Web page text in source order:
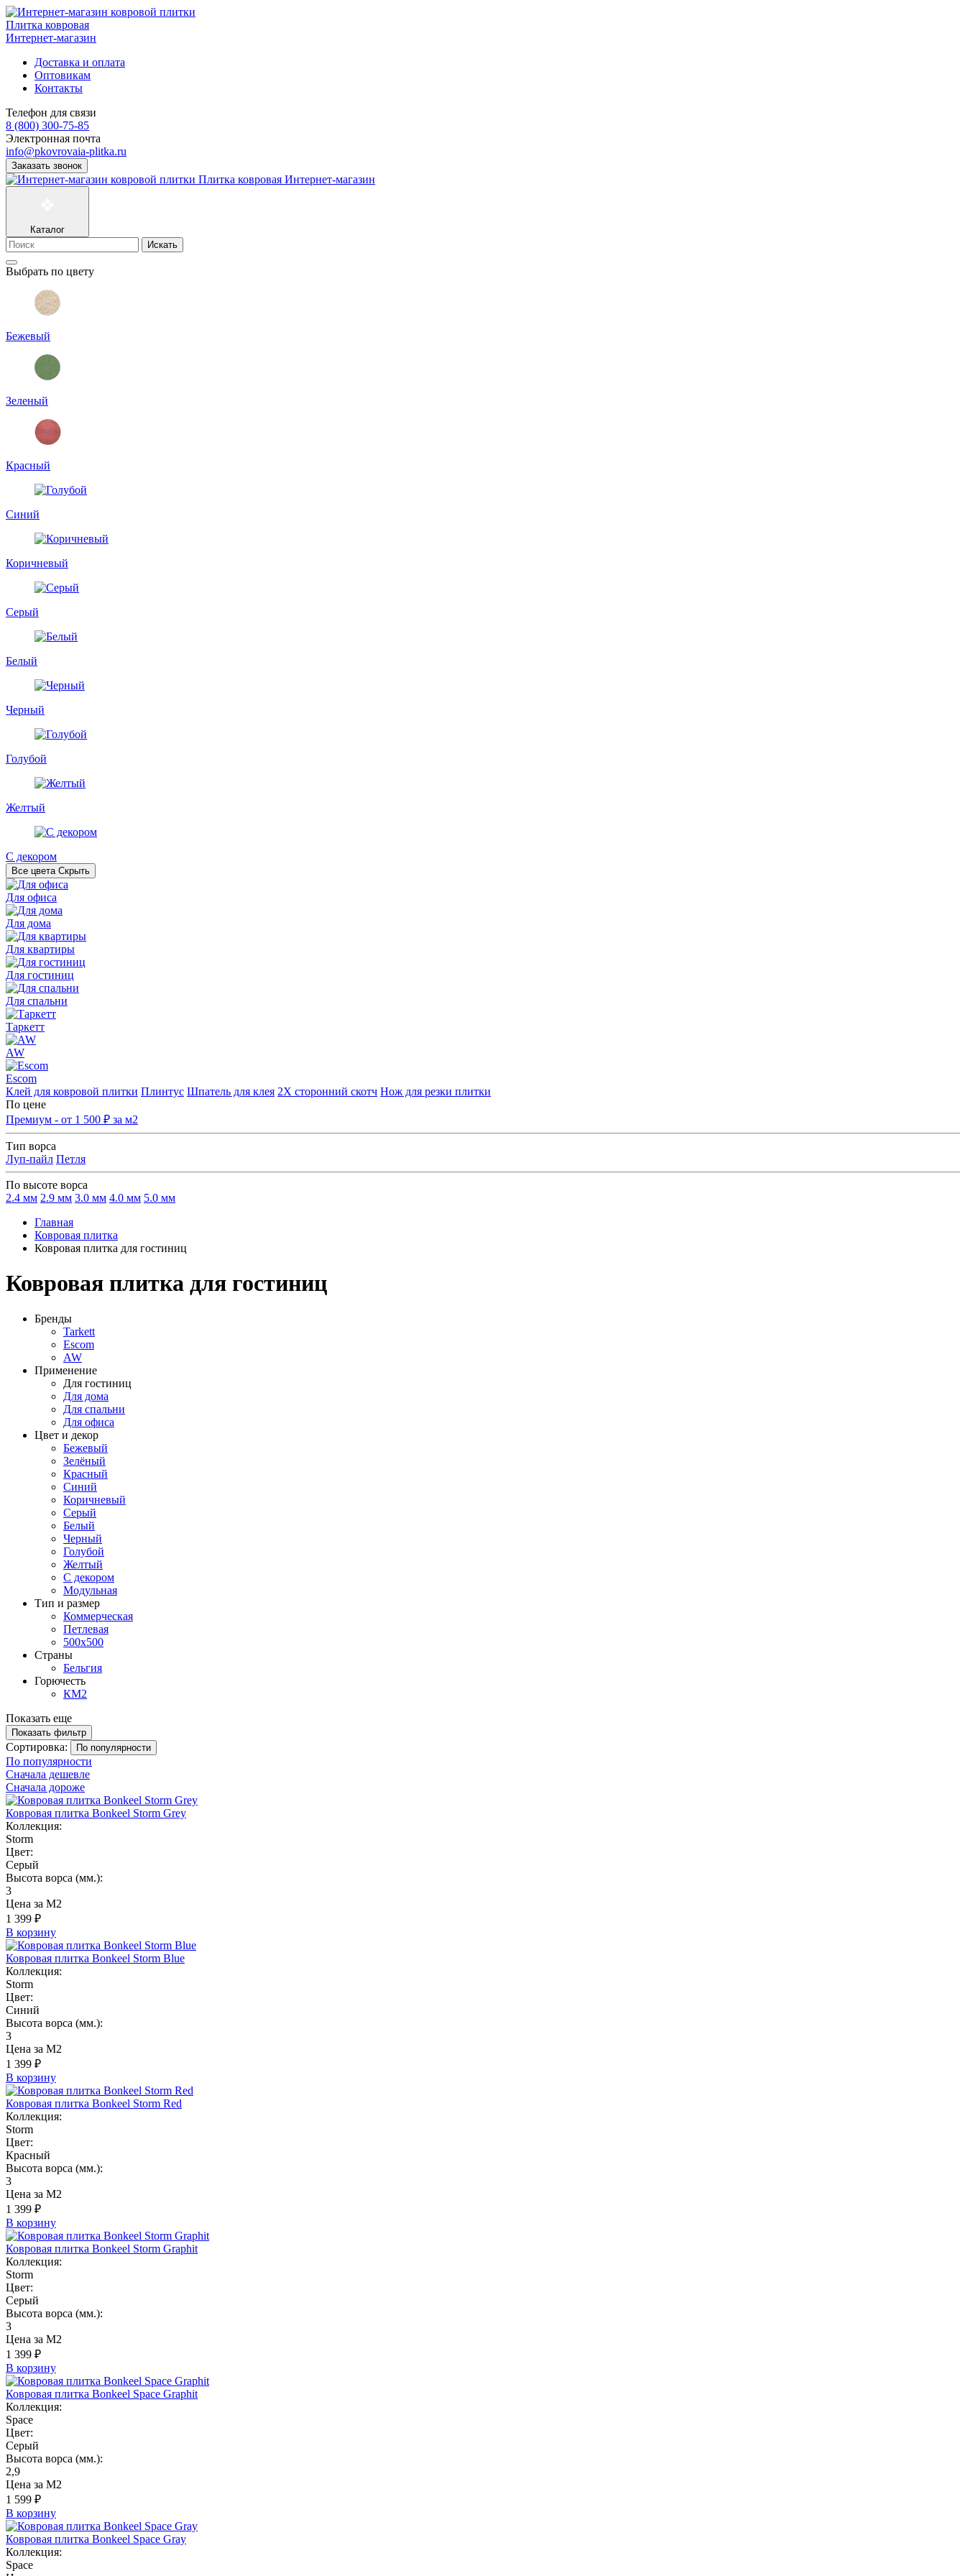
Плитка ковровая
Интернет-магазин
Доставка и оплата
Оптовикам
Контакты
Телефон для связи
8 (800) 300-75-85
Электронная почта
info@pkovrovaia-plitka.ru
Заказать звонок
Плитка ковровая Интернет-магазин
Каталог
Искать
Выбрать по цвету
Бежевый
Зеленый
Красный
Синий
Коричневый
Серый
Белый
Черный
Голубой
Желтый
С декором
Все цвета Скрыть
Для офиса
Для дома
Для квартиры
Для гостиниц
Для спальни
Таркетт
AW
Escom
Клей для ковровой плитки Плинтус Шпатель для клея 2Х сторонний скотч Нож для резки плитки
По цене
Премиум - от 1 500 ₽ за м2
Тип ворса
Луп-пайл Петля
По высоте ворса
2.4 мм 2.9 мм 3.0 мм 4.0 мм 5.0 мм
Главная
Ковровая плитка
Ковровая плитка для гостиниц
Ковровая плитка для гостиниц
Бренды
Tarkett
Escom
AW
Применение
Для гостиниц
Для дома
Для спальни
Для офиса
Цвет и декор
Бежевый
Зелёный
Красный
Синий
Коричневый
Серый
Белый
Черный
Голубой
Желтый
С декором
Модульная
Тип и размер
Коммерческая
Петлевая
500х500
Страны
Бельгия
Горючесть
КМ2
Показать еще
Показать фильтр
Сортировка: По популярности
По популярности
Сначала дешевле
Сначала дороже
Ковровая плитка Bonkeel Storm Grey
Коллекция:
Storm
Цвет:
Серый
Высота ворса (мм.):
3
Цена за М2
1 399 ₽
В корзину
Ковровая плитка Bonkeel Storm Blue
Коллекция:
Storm
Цвет:
Синий
Высота ворса (мм.):
3
Цена за М2
1 399 ₽
В корзину
Ковровая плитка Bonkeel Storm Red
Коллекция:
Storm
Цвет:
Красный
Высота ворса (мм.):
3
Цена за М2
1 399 ₽
В корзину
Ковровая плитка Bonkeel Storm Graphit
Коллекция:
Storm
Цвет:
Серый
Высота ворса (мм.):
3
Цена за М2
1 399 ₽
В корзину
Ковровая плитка Bonkeel Space Graphit
Коллекция:
Space
Цвет:
Серый
Высота ворса (мм.):
2,9
Цена за М2
1 599 ₽
В корзину
Ковровая плитка Bonkeel Space Gray
Коллекция:
Space